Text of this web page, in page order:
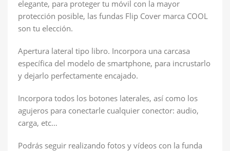
elegante, para proteger tu móvil con la mayor
protección posible, las fundas Flip Cover marca COOL
son tu elección.
Apertura lateral tipo libro. Incorpora una carcasa
específica del modelo de smartphone, para incrustarlo
y dejarlo perfectamente encajado.
Incorpora todos los botones laterales, así como los
agujeros para conectarle cualquier conector: audio,
carga, etc…
Podrás seguir realizando fotos y vídeos con la funda